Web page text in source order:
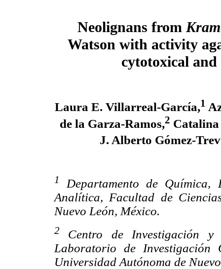
Neolignans from
Watson with activity
cytotoxical
Laura E. Villarreal-García,1
de la Garza-Ramos,2
J. Alberto Gómez-
1
Departamento de
Analítica, Facultad de
Nuevo León, México.
2
Centro de Investigación
Laboratorio de Investigación
Universidad Autónoma de